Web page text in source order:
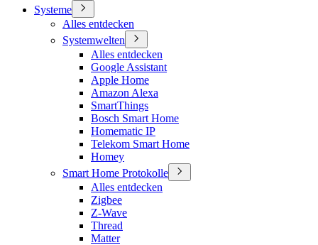
Systeme
Alles entdecken
Systemwelten
Alles entdecken
Google Assistant
Apple Home
Amazon Alexa
SmartThings
Bosch Smart Home
Homematic IP
Telekom Smart Home
Homey
Smart Home Protokolle
Alles entdecken
Zigbee
Z-Wave
Thread
Matter